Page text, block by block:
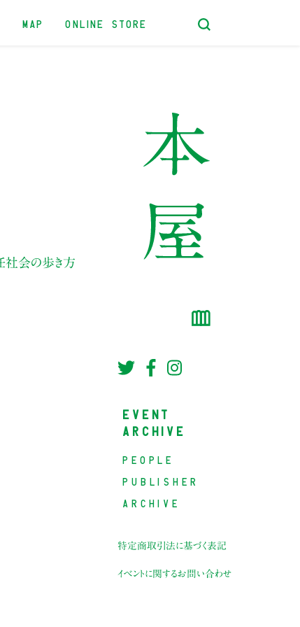
MAP ONLINE STORE
社会の歩き方
EVENT
ARCHIVE
PEOPLE
PUBLISHER
ARCHIVE
特定商取引法に基づく表記
イベントに関するお問い合わせ